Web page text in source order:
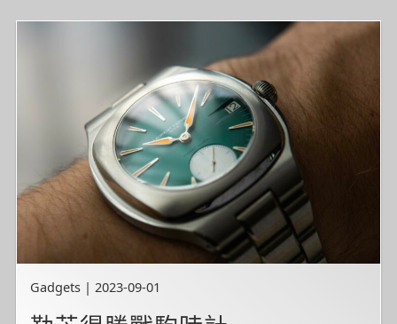
Gadgets | 2023-09-01